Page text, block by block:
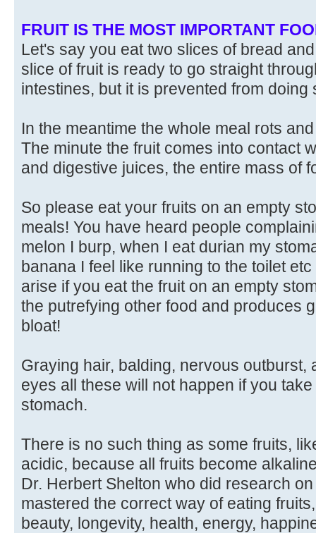
FRUIT IS THE MOST IMPORTANT
Let's say you eat two slices of bread
slice of fruit is ready to go straight
intestines, but it is prevented from doing
In the meantime the whole meal rots
The minute the fruit comes into contact
and digestive juices, the entire mass of
So please eat your fruits on an empty
meals! You have heard people
melon I burp, when I eat durian my
banana I feel like running to the toilet
arise if you eat the fruit on an empty
the putrefying other food and produces
bloat!
Graying hair, balding, nervous outburst,
eyes all these will not happen if you
stomach.
There is no such thing as some fruits,
acidic, because all fruits become
Dr. Herbert Shelton who did research
mastered the correct way of eating
beauty, longevity, health, energy,